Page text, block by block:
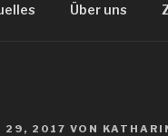
Über uns
29, 2017 VON